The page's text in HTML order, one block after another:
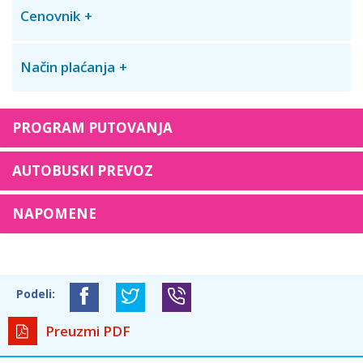
Cenovnik
Način plaćanja
PROGRAM PUTOVANJA
AUTOBUSKI PREVOZ
NAPOMENE
Podeli:
Preuzmi PDF